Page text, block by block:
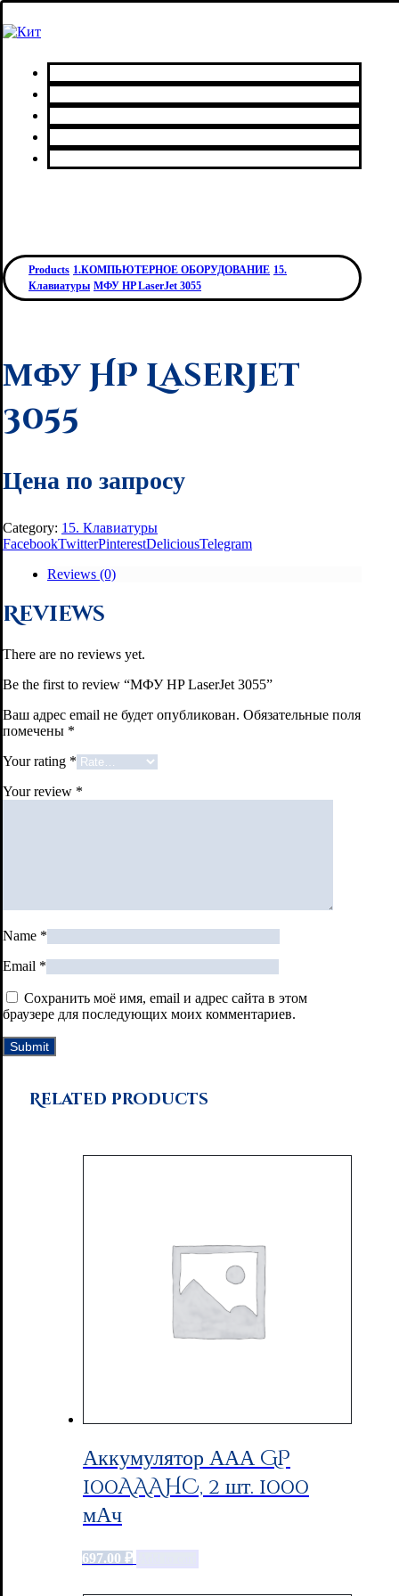
Products 1.КОМПЬЮТЕРНОЕ ОБОРУДОВАНИЕ 15.
Клавиатуры МФУ HP LaserJet 3055
МФУ HP LaserJet
3055
Цена по запросу
Category: 15. Клавиатуры
FacebookTwitterPinterestDeliciousTelegram
Reviews (0)
Reviews
There are no reviews yet.
Be the first to review “МФУ HP LaserJet 3055”
Ваш адрес email не будет опубликован. Обязательные поля
помечены *
Your rating *
Your review *
Name *
Email *
Сохранить моё имя, email и адрес сайта в этом
браузере для последующих моих комментариев.
Related products
Аккумулятор ААА GP
100AAAHC, 2 шт. 1000
мАч
697.00 ₽